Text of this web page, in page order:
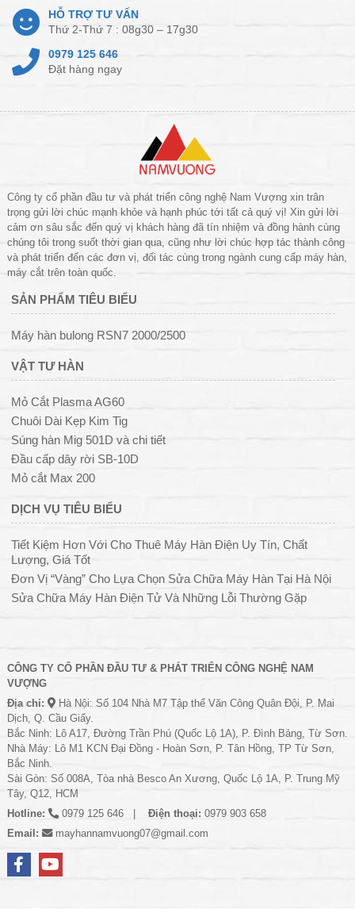
HỖ TRỢ TƯ VẤN
Thứ 2-Thứ 7 : 08g30 – 17g30
0979 125 646
Đặt hàng ngay
Công ty cổ phần đầu tư và phát triển công nghệ Nam Vượng xin trân
trọng gửi lời chúc mạnh khỏe và hạnh phúc tới tất cả quý vị! Xin gửi lời
cảm ơn sâu sắc đến quý vị khách hàng đã tín nhiệm và đồng hành cùng
chúng tôi trong suốt thời gian qua, cũng như lời chúc hợp tác thành công
và phát triển đến các đơn vị, đối tác cùng trong ngành cung cấp máy hàn,
máy cắt trên toàn quốc.
SẢN PHẨM TIÊU BIỂU
Máy hàn bulong RSN7 2000/2500
VẬT TƯ HÀN
Mỏ Cắt Plasma AG60
Chuôi Dài Kẹp Kim Tig
Súng hàn Mig 501D và chi tiết
Đầu cấp dây rời SB-10D
Mỏ cắt Max 200
DỊCH VỤ TIÊU BIỂU
Tiết Kiệm Hơn Với Cho Thuê Máy Hàn Điện Uy Tín, Chất
Lượng, Giá Tốt
Đơn Vị “Vàng” Cho Lựa Chọn Sửa Chữa Máy Hàn Tại Hà Nội
Sửa Chữa Máy Hàn Điện Tử Và Những Lỗi Thường Gặp
CÔNG TY CỔ PHẦN ĐẦU TƯ & PHÁT TRIỂN CÔNG NGHỆ NAM
VƯỢNG
Địa chỉ:
Hà Nội: Số 104 Nhà M7 Tập thể Văn Công Quân Đội, P. Mai
Dịch, Q. Cầu Giấy.
Bắc Ninh: Lô A17, Đường Trần Phú (Quốc Lộ 1A), P. Đình Bảng, Từ Sơn.
Nhà Máy: Lô M1 KCN Đại Đồng - Hoàn Sơn, P. Tân Hồng, TP Từ Sơn,
Bắc Ninh.
Sài Gòn: Số 008A, Tòa nhà Besco An Xương, Quốc Lộ 1A, P. Trung Mỹ
Tây, Q12, HCM
Hotline:
0979 125 646 Điện thoại: 0979 903 658
Email:
mayhannamvuong07@gmail.com